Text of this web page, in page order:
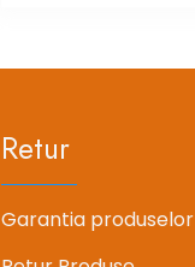
Retur
Garantia produselor